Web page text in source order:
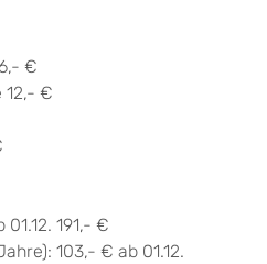
€
12,- €
191,- €
103,- € ab 01.12.